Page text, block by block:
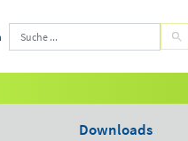
Downloads